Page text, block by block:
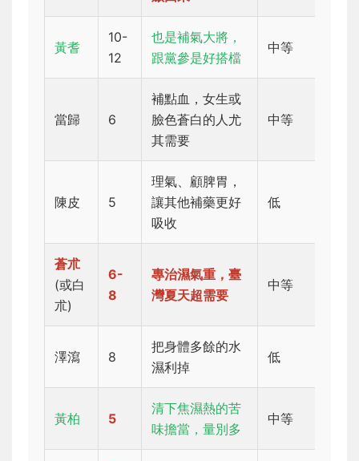
黃耆
10-
12
也是補氣大將，
跟黨參是好搭檔
中等
當歸 6
補點血，女生或
臉色蒼白的人尤
其需要
中等
陳皮 5
理氣、顧脾胃，
讓其他補藥更好
吸收
低
蒼朮
(或白
朮)
6-
8
專治濕氣重，臺
灣夏天超需要
中等
澤瀉 8
把身體多餘的水
濕利掉
低
黃柏 5
清下焦濕熱的苦
味擔當，量別多
中等